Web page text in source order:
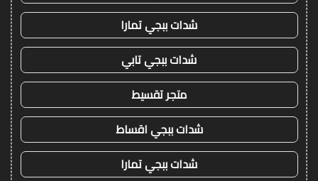
شدات ببجي تمارا
شدات ببجي تابي
متجر تقسيط
شدات ببجي اقساط
شدات ببجي تمارا